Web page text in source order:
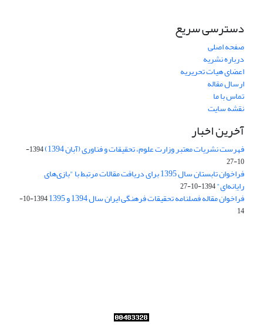
دسترسی سریع
صفحه اصلی
درباره نشریه
اعضای هیات تحریریه
ارسال مقاله
تماس با ما
نقشه سایت
آخرین اخبار
فهرست نشریات معتبر وزارت علوم، تحقیقات و فناوری (آبان 1394)
1394-
10-27
فراخوان تابستان سال 1395 برای دریافت مقالات مرتبط با "بازی‌های
رایانه‌ای"1394-10-27
فراخوان مقاله فصلنامه تحقیقات فرهنگی ایران سال 1394 و 1395
1394-10-
14